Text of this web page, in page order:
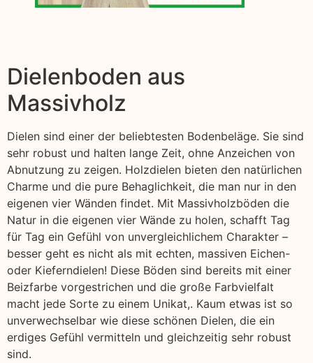
Dielenboden aus
Massivholz
Dielen sind einer der beliebtesten Bodenbeläge. Sie sind
sehr robust und halten lange Zeit, ohne Anzeichen von
Abnutzung zu zeigen. Holzdielen bieten den natürlichen
Charme und die pure Behaglichkeit, die man nur in den
eigenen vier Wänden findet. Mit Massivholzböden die
Natur in die eigenen vier Wände zu holen, schafft Tag
für Tag ein Gefühl von unvergleichlichem Charakter –
besser geht es nicht als mit echten, massiven Eichen-
oder Kieferndielen! Diese Böden sind bereits mit einer
Beizfarbe vorgestrichen und die große Farbvielfalt
macht jede Sorte zu einem Unikat,. Kaum etwas ist so
unverwechselbar wie diese schönen Dielen, die ein
erdiges Gefühl vermitteln und gleichzeitig sehr robust
sind.